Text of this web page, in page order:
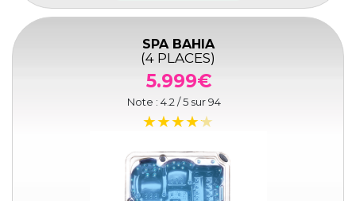
SPA BAHIA
(4 PLACES)
5.999€
Note : 4.2 / 5 sur94